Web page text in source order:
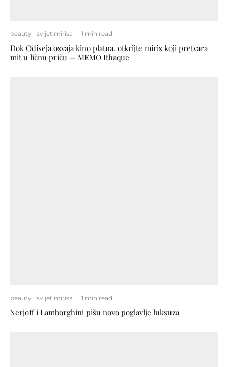
beauty svijet mirisa · 1 min read
Dok Odiseja osvaja kino platna, otkrijte miris koji pretvara
mit u ličnu priču — MEMO Ithaque
beauty svijet mirisa · 1 min read
Xerjoff i Lamborghini pišu novo poglavlje luksuza